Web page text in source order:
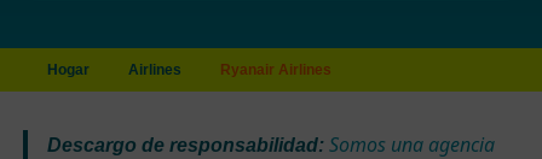
Hogar Airlines Ryanair Airlines
Descargo de responsabilidad:Somos una agencia